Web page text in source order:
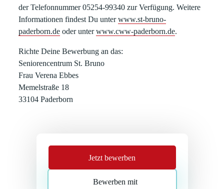
der Telefonnummer 05254-99340 zur Verfügung. Weitere
Informationen findest Du unterwww.st-bruno-
paderborn.de oder unterwww.cww-paderborn.de.
Richte Deine Bewerbung an das:
Seniorencentrum St. Bruno
Frau Verena Ebbes
Memelstraße 18
33104 Paderborn
Jetzt bewerben
Bewerben mit